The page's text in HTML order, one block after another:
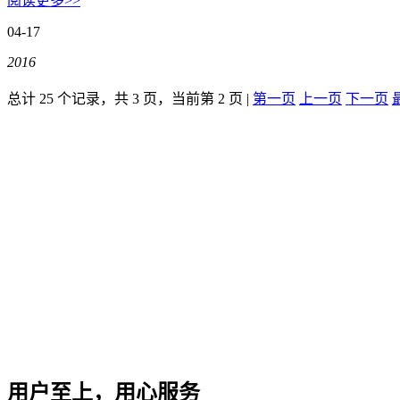
加入我们
04-17
2016
总计 25 个记录，共 3 页，当前第 2 页 | 第一页 上一页 下一页
用户至上，用心服务